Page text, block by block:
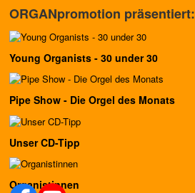
ORGANpromotion präsentiert:
Young Organists - 30 under 30
Pipe Show - Die Orgel des Monats
Unser CD-Tipp
Organistinnen